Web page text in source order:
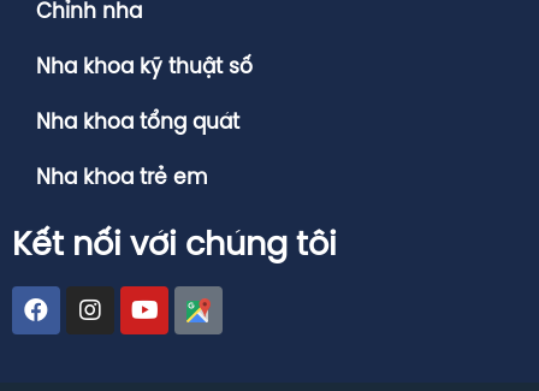
Chỉnh nha
Nha khoa kỹ thuật số
Nha khoa tổng quát
Nha khoa trẻ em
Kết nối với chúng tôi